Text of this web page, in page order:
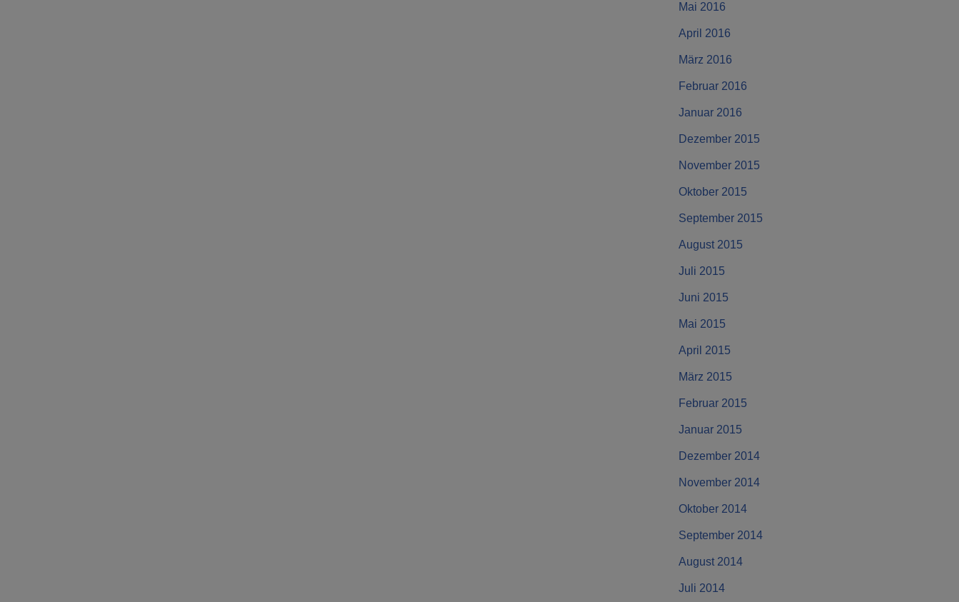
Mai 2016
April 2016
März 2016
Februar 2016
Januar 2016
Dezember 2015
November 2015
Oktober 2015
September 2015
August 2015
Juli 2015
Juni 2015
Mai 2015
April 2015
März 2015
Februar 2015
Januar 2015
Dezember 2014
November 2014
Oktober 2014
September 2014
August 2014
Juli 2014